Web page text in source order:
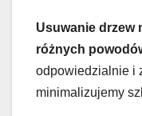
Usuwanie drzew
różnych
odpowiedzialnie i
minimalizujemy